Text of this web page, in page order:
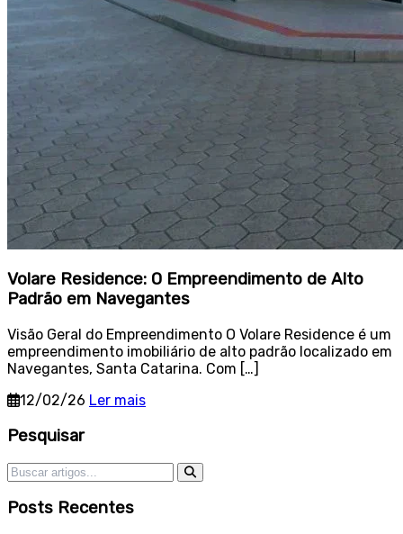
Volare Residence: O Empreendimento de Alto
Padrão em Navegantes
Visão Geral do Empreendimento O Volare Residence é um
empreendimento imobiliário de alto padrão localizado em
Navegantes, Santa Catarina. Com […]
12/02/26 Ler mais
Sidebar
Pesquisar
Pesquisar por:
Posts Recentes